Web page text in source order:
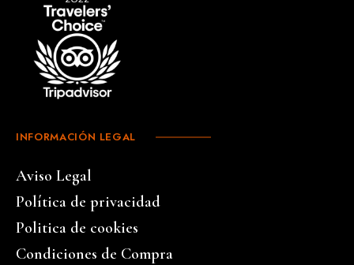
INFORMACIÓN LEGAL
Aviso Legal
Política de privacidad
Politica de cookies
Condiciones de Compra